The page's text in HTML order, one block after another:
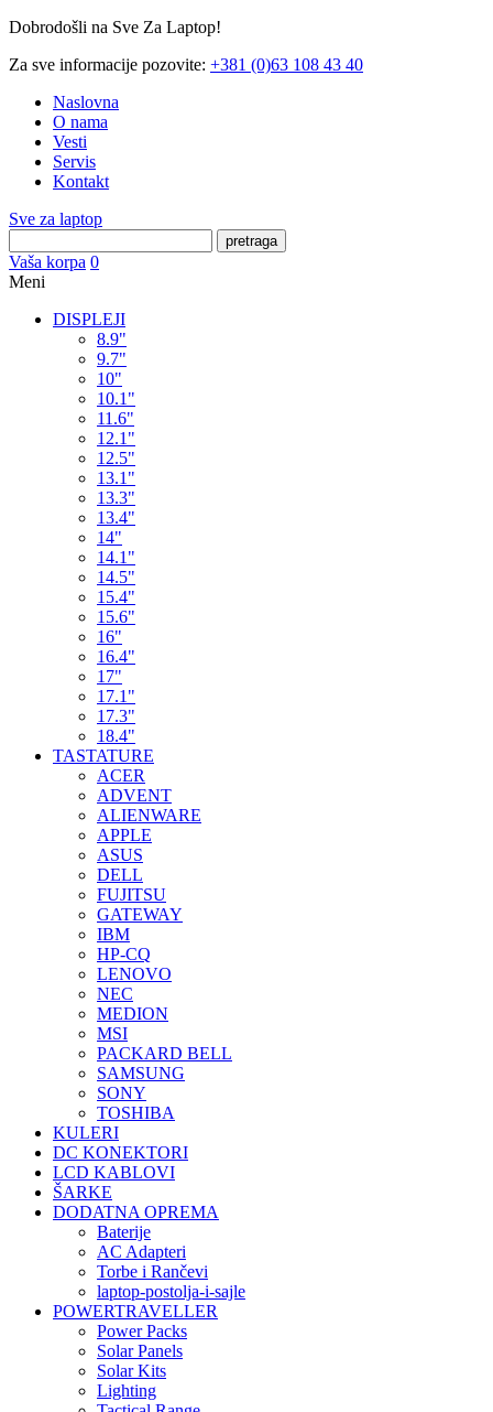
Dobrodošli na Sve Za Laptop!
Za sve informacije pozovite: +381 (0)63 108 43 40
Naslovna
O nama
Vesti
Servis
Kontakt
Sve za laptop
pretraga
Vaša korpa 0
Meni
DISPLEJI
8.9"
9.7"
10"
10.1"
11.6"
12.1"
12.5"
13.1"
13.3"
13.4"
14"
14.1"
14.5"
15.4"
15.6"
16"
16.4"
17"
17.1"
17.3"
18.4"
TASTATURE
ACER
ADVENT
ALIENWARE
APPLE
ASUS
DELL
FUJITSU
GATEWAY
IBM
HP-CQ
LENOVO
NEC
MEDION
MSI
PACKARD BELL
SAMSUNG
SONY
TOSHIBA
KULERI
DC KONEKTORI
LCD KABLOVI
ŠARKE
DODATNA OPREMA
Baterije
AC Adapteri
Torbe i Rančevi
laptop-postolja-i-sajle
POWERTRAVELLER
Power Packs
Solar Panels
Solar Kits
Lighting